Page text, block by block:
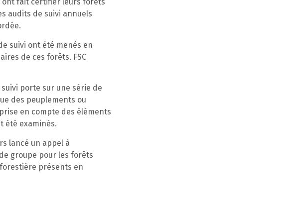
ont fait certifier leurs forêts
audits de suivi annuels
suivi ont été menés en
de ces forêts. FSC
suivi porte sur une série de
des peuplements ou
en compte des éléments
été examinés.
lancé un appel à
groupe pour les forêts
présents en